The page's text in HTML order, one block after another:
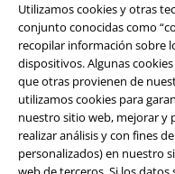
Utilizamos cookies y otras
conjunto conocidas como
recopilar información sobre
dispositivos. Algunas
que otras provienen de
utilizamos cookies para
nuestro sitio web, mejorar y
realizar análisis y con fines
personalizados) en nuestro